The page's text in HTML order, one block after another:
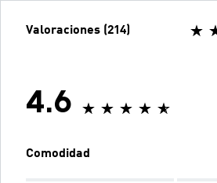
Valoraciones (214)
4.6
Comodidad